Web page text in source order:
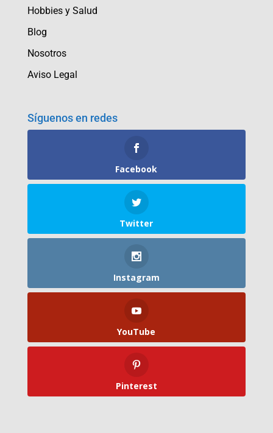
Hobbies y Salud
Blog
Nosotros
Aviso Legal
Síguenos en redes
Facebook
Twitter
Instagram
YouTube
Pinterest